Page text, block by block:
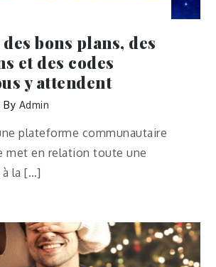
bons plans, des
et des codes
y attendent
By Admin
plateforme communautaire
met en relation toute une
la […]